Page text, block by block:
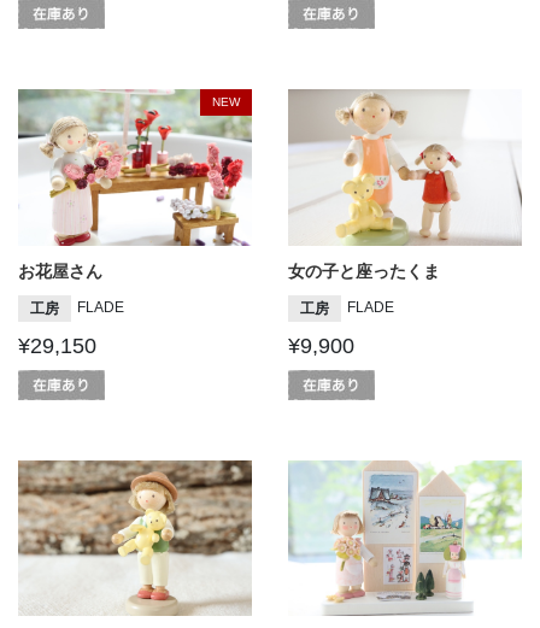
NEW
お花屋さん
工房 FLADE
¥29,150
女の子と座ったくま
工房 FLADE
¥9,900